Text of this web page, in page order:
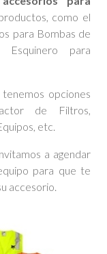
como el
para Bombas de
Esquinero para
tenemos opciones
de Filtros,
etc.
a agendar
para que te
accesorio.